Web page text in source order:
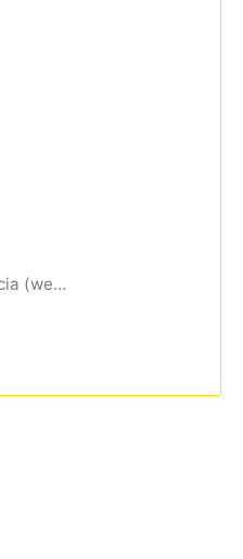
Backrooms. Bez wyjścia (wersja rozszerzona)